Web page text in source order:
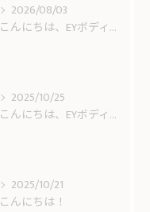
2026/08/03
こんにちは、EYボディケアです✨
2025/10/25
こんにちは、EYボディケアです。
2025/10/21
こんにちは！